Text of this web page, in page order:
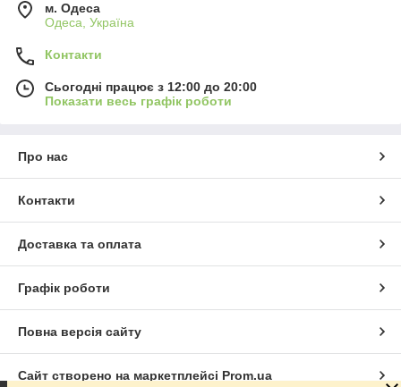
м. Одеса
Одеса, Україна
Контакти
Сьогодні працює з 12:00 до 20:00
Показати весь графік роботи
Про нас
Контакти
Доставка та оплата
Графік роботи
Повна версія сайту
Сайт створено на маркетплейсі Prom.ua